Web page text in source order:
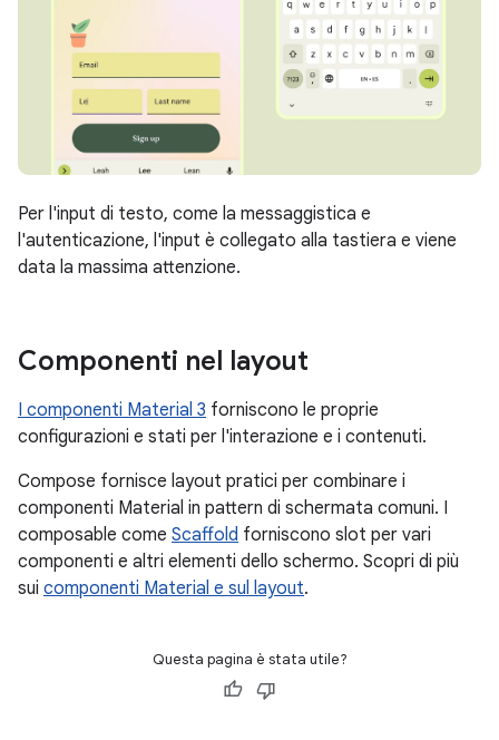
Per l'input di testo, come la messaggistica e
l'autenticazione, l'input è collegato alla tastiera e viene
data la massima attenzione.
Componenti nel layout
I componenti Material 3 forniscono le proprie
configurazioni e stati per l'interazione e i contenuti.
Compose fornisce layout pratici per combinare i
componenti Material in pattern di schermata comuni. I
composable come Scaffold forniscono slot per vari
componenti e altri elementi dello schermo. Scopri di più
sui componenti Material e sul layout.
Questa pagina è stata utile?